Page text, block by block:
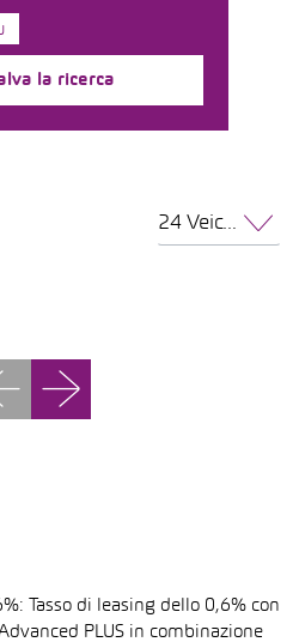
la ricerca
24 Veicoli per pagina
Tasso di leasing dello 0,6% con
PLUS in combinazione